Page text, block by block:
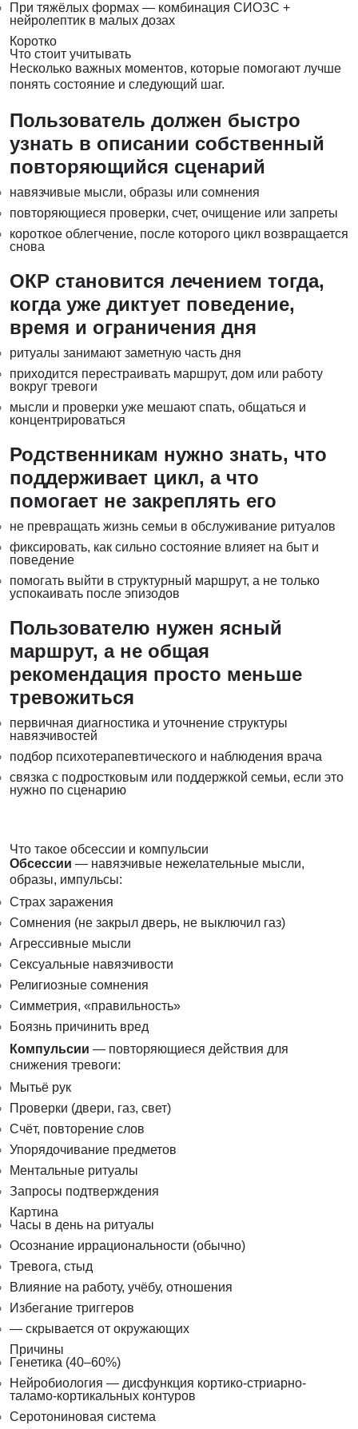
При тяжёлых формах — комбинация СИОЗС +
нейролептик в малых дозах
Коротко
Что стоит учитывать
Несколько важных моментов, которые помогают лучше
понять состояние и следующий шаг.
Пользователь должен быстро
узнать в описании собственный
повторяющийся сценарий
навязчивые мысли, образы или сомнения
повторяющиеся проверки, счет, очищение или запреты
короткое облегчение, после которого цикл возвращается
снова
ОКР становится лечением тогда,
когда уже диктует поведение,
время и ограничения дня
ритуалы занимают заметную часть дня
приходится перестраивать маршрут, дом или работу
вокруг тревоги
мысли и проверки уже мешают спать, общаться и
концентрироваться
Родственникам нужно знать, что
поддерживает цикл, а что
помогает не закреплять его
не превращать жизнь семьи в обслуживание ритуалов
фиксировать, как сильно состояние влияет на быт и
поведение
помогать выйти в структурный маршрут, а не только
успокаивать после эпизодов
Пользователю нужен ясный
маршрут, а не общая
рекомендация просто меньше
тревожиться
первичная диагностика и уточнение структуры
навязчивостей
подбор психотерапевтического и наблюдения врача
связка с подростковым или поддержкой семьи, если это
нужно по сценарию
Что такое обсессии и компульсии
Обсессии — навязчивые нежелательные мысли,
образы, импульсы:
Страх заражения
Сомнения (не закрыл дверь, не выключил газ)
Агрессивные мысли
Сексуальные навязчивости
Религиозные сомнения
Симметрия, «правильность»
Боязнь причинить вред
Компульсии — повторяющиеся действия для
снижения тревоги:
Мытьё рук
Проверки (двери, газ, свет)
Счёт, повторение слов
Упорядочивание предметов
Ментальные ритуалы
Запросы подтверждения
Картина
Часы в день на ритуалы
Осознание иррациональности (обычно)
Тревога, стыд
Влияние на работу, учёбу, отношения
Избегание триггеров
— скрывается от окружающих
Причины
Генетика (40–60%)
Нейробиология — дисфункция кортико-стриарно-
таламо-кортикальных контуров
Серотониновая система